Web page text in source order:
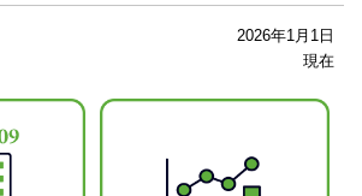
2026年1月1日
現在